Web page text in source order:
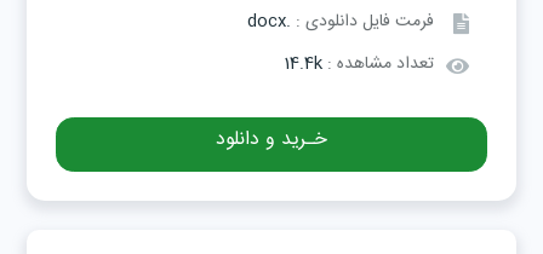
فرمت فایل دانلودی : .docx
تعداد مشاهده :14.4k
خـرید و دانلود